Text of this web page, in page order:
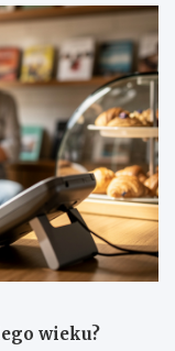
wieku?